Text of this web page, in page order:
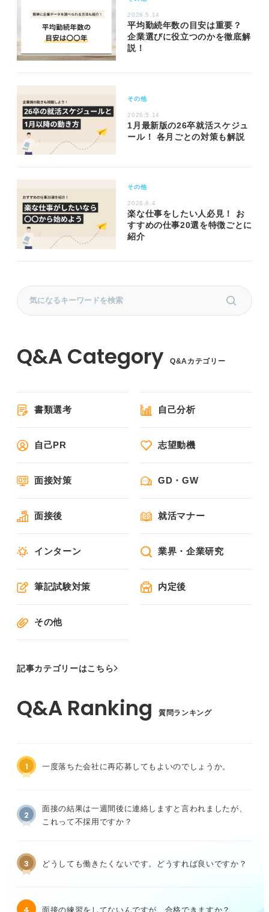
2026.5.14
平均勤続年数の目安は重要？
企業選びに役立つのかを徹底解
説！
その他
2026.5.14
1月最新版の26卒就活スケジュ
ール！ 各月ごとの対策も解説
その他
2026.6.4
楽な仕事をしたい人必見！ お
すすめの仕事20選を特徴ごとに
紹介
Q&Aカテゴリー
書類選考 自己分析
自己PR 志望動機
面接対策 GD・GW
面接後 就活マナー
インターン 業界・企業研究
筆記試験対策 内定後
その他
記事カテゴリーはこちら
質問ランキング
1 一度落ちた会社に再応募してもよいのでしょうか。
2
面接の結果は一週間後に連絡しますと言われましたが、
これって不採用ですか？
3 どうしても働きたくないです。どうすれば良いですか？
面接の練習をしてないんですが、合格できますか？